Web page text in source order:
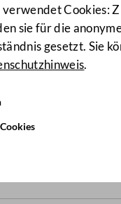
Cookies:
sie für die
gesetzt. Sie
.